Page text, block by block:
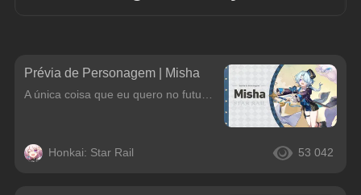
Prévia de Personagem | Misha
Honkai: Star Rail 53 042